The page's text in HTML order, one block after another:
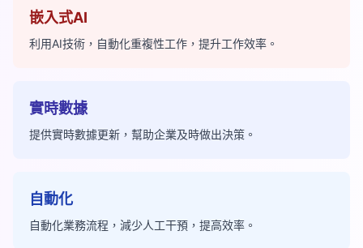
嵌入式AI
利用AI技術，自動化重複性工作，提升工作效率。
實時數據
提供實時數據更新，幫助企業及時做出決策。
自動化
自動化業務流程，減少人工干預，提高效率。